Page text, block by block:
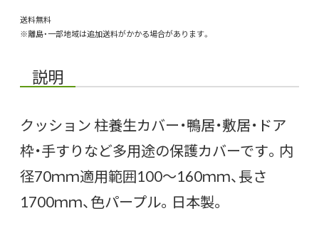
送料無料
※離島・一部地域は追加送料がかかる場合があります。
説明
クッション 柱養生カバー・鴨居・敷居・ドア
枠・手すりなど多用途の保護カバーです。内
径70ｍｍ適用範囲100〜160ｍｍ、長さ
1700ｍｍ、色パープル。日本製。